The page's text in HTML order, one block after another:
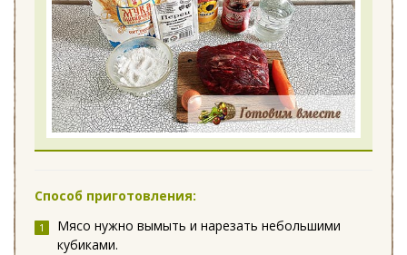
Способ приготовления:
Мясо нужно вымыть и нарезать небольшими
кубиками.